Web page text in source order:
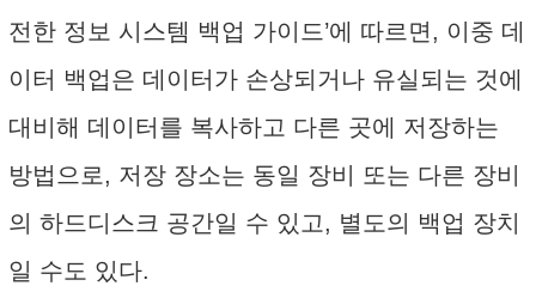
전한 정보 시스템 백업 가이드’에 따르면, 이중 데
이터 백업은 데이터가 손상되거나 유실되는 것에
대비해 데이터를 복사하고 다른 곳에 저장하는
방법으로, 저장 장소는 동일 장비 또는 다른 장비
의 하드디스크 공간일 수 있고, 별도의 백업 장치
일 수도 있다.